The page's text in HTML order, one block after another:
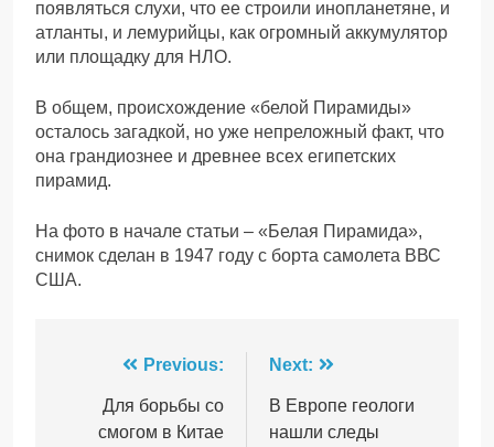
появляться слухи, что ее строили инопланетяне, и
атланты, и лемурийцы, как огромный аккумулятор
или площадку для НЛО.
В общем, происхождение «белой Пирамиды»
осталось загадкой, но уже непреложный факт, что
она грандиознее и древнее всех египетских
пирамид.
На фото в начале статьи – «Белая Пирамида»,
снимок сделан в 1947 году с борта самолета ВВС
США.
Навігація
записів
Previous:
Для борьбы со
смогом в Китае
Next:
В Европе геологи
нашли следы